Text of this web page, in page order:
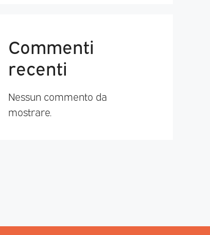
Commenti
recenti
Nessun commento da
mostrare.